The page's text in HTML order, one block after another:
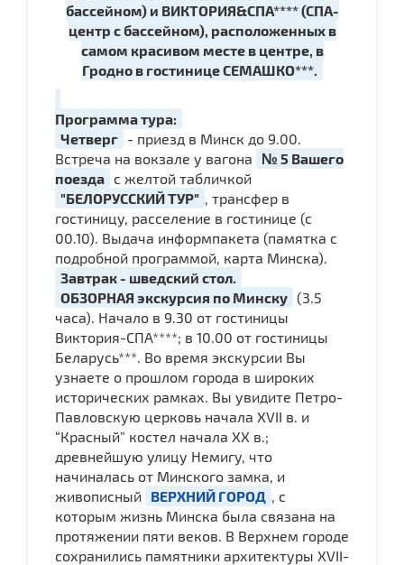
бассейном) и ВИКТОРИЯ&СПА**** (СПА-
центр с бассейном), расположенных в
самом красивом месте в центре, в
Гродно в гостинице СЕМАШКО***.
Программа тура:
Четверг - приезд в Минск до 9.00.
Встреча на вокзале у вагона
№ 5 Вашего
поезда с желтой табличкой
"БЕЛОРУССКИЙ ТУР"
, трансфер в
гостиницу, расселение в гостинице (с
00.10). Выдача информпакета (памятка с
подробной программой, карта Минска).
Завтрак - шведский стол.
ОБЗОРНАЯ экскурсия по Минску (3.5
часа). Начало в 9.30 от гостиницы
Виктория-СПА****; в 10.00 от гостиницы
Беларусь***. Во время экскурсии Вы
узнаете о прошлом города в широких
исторических рамках. Вы увидите Петро-
Павловскую церковь начала ХVII в. и
“Красный” костел начала ХХ в.;
древнейшую улицу Немигу, что
начиналась от Минского замка, и
живописный
ВЕРХНИЙ ГОРОД
, с
которым жизнь Минска была связана на
протяжении пяти веков. В Верхнем городе
сохранились памятники архитектуры XVII-